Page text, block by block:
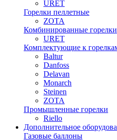
URET
Горелки пеллетные
ZOTA
Комбинированные горелки
URET
Комплектующие к
Baltur
Danfoss
Delavan
Monarch
Steinen
ZOTA
Промышленные горелки
Riello
Дополнительное
Газовые баллоны